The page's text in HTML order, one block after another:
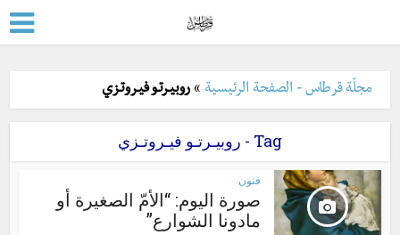
مجلّة قرطاس - الصفحة الرئيسية »روبيـرتـو فيـروتـزي
Tag - روبيـرتـو فيـروتـزي
فنون
صورة اليوم: “الأمّ الصغيرة أو
مادونا الشوارع”